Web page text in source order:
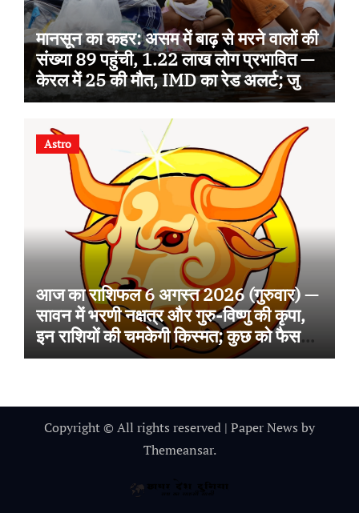
मानसून का कहर: असम में बाढ़ से मरने वालों की
संख्या 89 पहुंची, 1.22 लाख लोग प्रभावित —
केरल में 25 की मौत, IMD का रेड अलर्ट; जुलाई
से अब तक 100 से ज्यादा जानें गईं
Astro
आज का राशिफल 6 अगस्त 2026 (गुरुवार) —
सावन में भरणी नक्षत्र और गुरु-विष्णु की कृपा,
इन राशियों की चमकेगी किस्मत; कुछ को फैसलों
में सतर्कता की सलाह
Copyright © All rights reserved | Paper News by
Themeansar.